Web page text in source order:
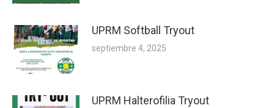
UPRM Softball Tryout
septiembre 4, 2025
UPRM Halterofilia Tryout